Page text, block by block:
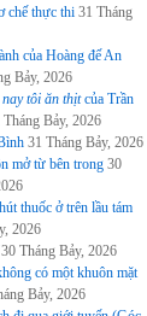
chế thực thi 31 Tháng
của Hoàng đế An
Bảy, 2026
tôi ăn thịtcủa Trần
Tháng Bảy, 2026
31 Tháng Bảy, 2026
mở từ bên trong 30
thuốc ở trên lầu tám
2026
30 Tháng Bảy, 2026
có một khuôn mặt
Bảy, 2026